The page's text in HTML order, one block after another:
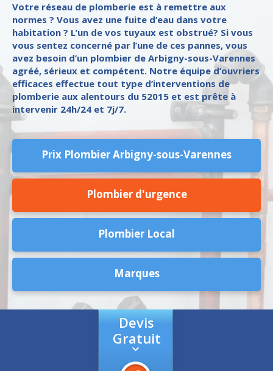
Votre réseau de plomberie est à remettre aux
normes ? Vous avez une fuite d’eau dans votre
habitation ? L’un de vos tuyaux est obstrué? Si vous
vous sentez concerné par l’une de ces pannes, vous
avez besoin d’un plombier de Arbigny-sous-Varennes
agréé, sérieux et compétent. Notre équipe d’ouvriers
efficaces effectue tout type d’interventions de
plomberie aux alentours du 52015 et est prête à
intervenir 24h/24 et 7j/7.
Prix Plombier Arbigny-sous-Varennes
Plombier d'urgence
Plombier Local
Marques
Devis
Gratuit